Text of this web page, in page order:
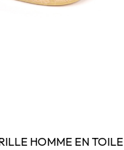
HOMME EN TOILE